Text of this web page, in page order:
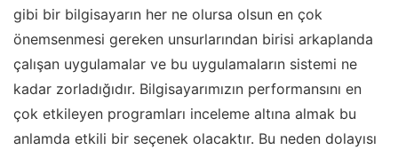
gibi bir bilgisayarın her ne olursa olsun en çok
önemsenmesi gereken unsurlarından birisi arkaplanda
çalışan uygulamalar ve bu uygulamaların sistemi ne
kadar zorladığıdır. Bilgisayarımızın performansını en
çok etkileyen programları inceleme altına almak bu
anlamda etkili bir seçenek olacaktır. Bu neden dolayısı